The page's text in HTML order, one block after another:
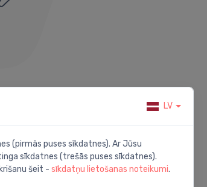
LV
(pirmās puses sīkdatnes). Ar Jūsu
sīkdatnes (trešās puses sīkdatnes).
šeit - sīkdatņu lietošanas noteikumi.